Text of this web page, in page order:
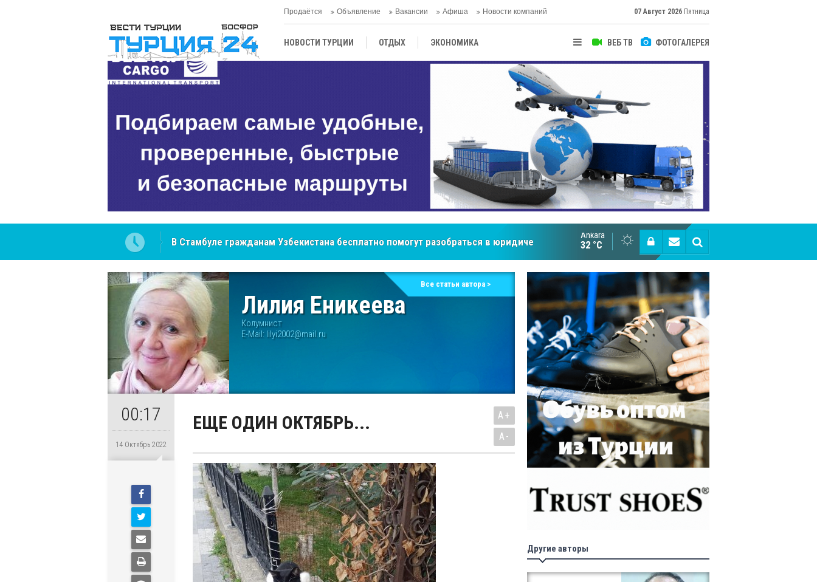
Продаётся Объявление Вакансии Афиша Новости компаний 07 Август 2026 Пятница
ВЕБ ТВ ФОТОГАЛЕРЕЯ
НОВОСТИ ТУРЦИИ ОТДЫХ ЭКОНОМИКА
ЦЕНТРАЛЬНАЯ АЗИЯ
В Стамбуле гражданам Узбекистана бесплатно помогут разобраться в юридических
вопросах
NCS Jeans: турецкий бренд, покоривший сердца покупателей Центральной Азии
Cottonhill покоряет мировые рынки
Ankara
32 °C
Лилия Еникеева
Колумнист
E-Mail: lilyi2002@mail.ru
Все статьи автора >
00:17
14 Октябрь 2022
ЕЩЕ ОДИН ОКТЯБРЬ...
A+
A-
Другие авторы